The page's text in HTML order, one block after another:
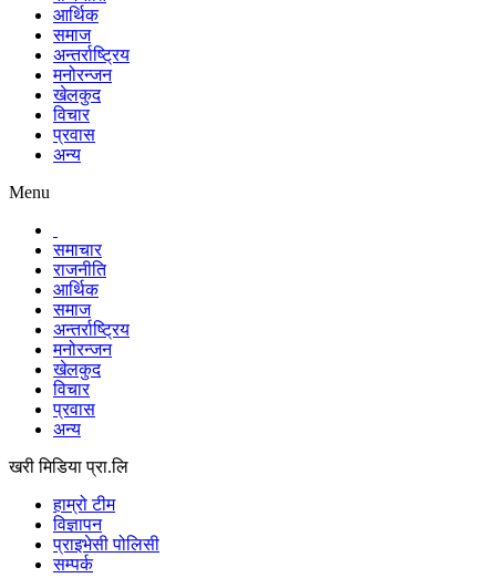
आर्थिक
समाज
अन्तर्राष्ट्रिय
मनोरन्जन
खेलकुद
विचार
प्रवास
अन्य
Menu
समाचार
राजनीति
आर्थिक
समाज
अन्तर्राष्ट्रिय
मनोरन्जन
खेलकुद
विचार
प्रवास
अन्य
खरी मिडिया प्रा.लि
हाम्रो टीम
विज्ञापन
प्राइभेसी पोलिसी
सम्पर्क